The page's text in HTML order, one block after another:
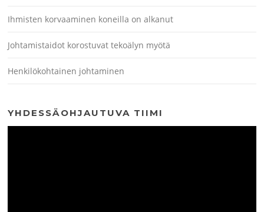
Ihmisten korvaaminen koneilla on alkanut
Johtamistaidot korostuvat tekoälyn myötä
Henkilökohtainen johtaminen
YHDESSÄOHJAUTUVA TIIMI